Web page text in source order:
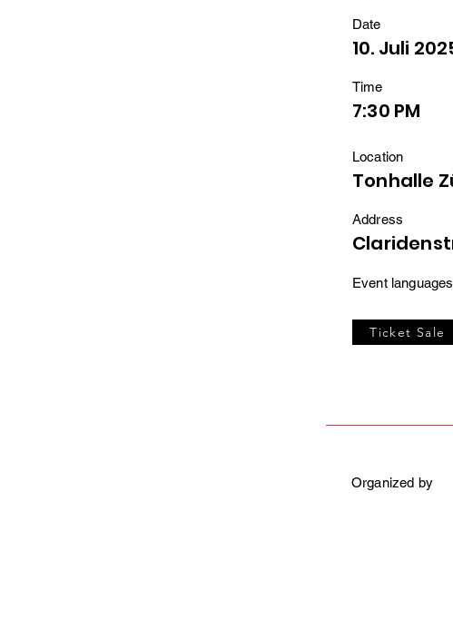
Date
10. Juli
Time
7:30 PM
Location
Tonhalle
Address
Ticket Sale
Event languages
Organized by